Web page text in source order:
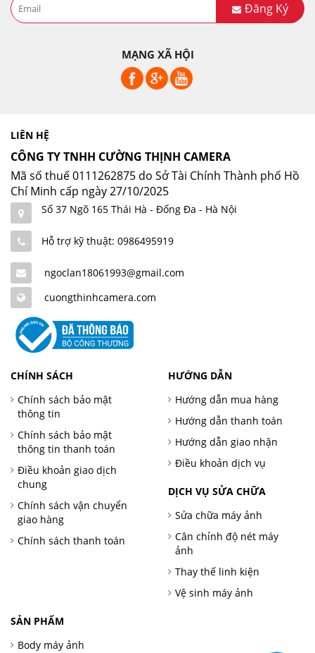
Đăng Ký
MẠNG XÃ HỘI
LIÊN HỆ
CÔNG TY TNHH CƯỜNG THỊNH CAMERA
Mã số thuế 0111262875 do Sở Tài Chính Thành phố Hồ
Chí Minh cấp ngày 27/10/2025
Số 37 Ngõ 165 Thái Hà - Đống Đa - Hà Nội
Hỗ trợ kỹ thuật: 0986495919
ngoclan18061993@gmail.com
cuongthinhcamera.com
CHÍNH SÁCH
Chính sách bảo mật
thông tin
Chính sách bảo mật
thông tin thanh toán
Điều khoản giao dịch
chung
Chính sách vận chuyển
giao hàng
Chính sách thanh toán
HƯỚNG DẪN
Hướng dẫn mua hàng
Hướng dẫn thanh toán
Hướng dẫn giao nhận
Điều khoản dịch vụ
DỊCH VỤ SỬA CHỮA
Sửa chữa máy ảnh
Cân chỉnh độ nét máy
ảnh
Thay thế linh kiện
Vệ sinh máy ảnh
SẢN PHẨM
Body máy ảnh